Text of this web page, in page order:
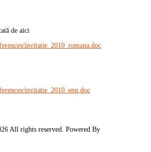
de aici
invitatie_2010_romana.doc
invitatie_2010_eng.doc
All rights reserved. Powered By